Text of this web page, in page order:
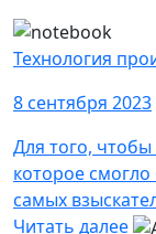
Технология
8 сентября 2023
Для того, чтобы
которое
самых
Читать далее